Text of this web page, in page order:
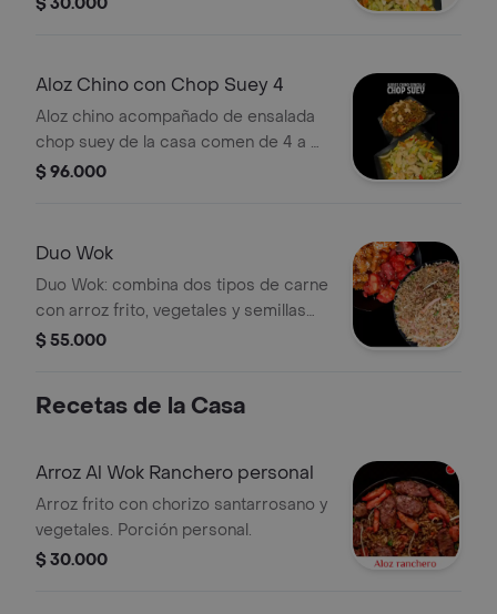
Aloz Chino con Chop Suey 4
Aloz chino acompañado de ensalada
chop suey de la casa comen de 4 a 5
personas .
$ 96.000
Duo Wok
Duo Wok: combina dos tipos de carne
con arroz frito, vegetales y semillas
de ajonjolí.
$ 55.000
Recetas de la Casa
Arroz Al Wok Ranchero personal
Arroz frito con chorizo santarrosano y
vegetales. Porción personal.
$ 30.000